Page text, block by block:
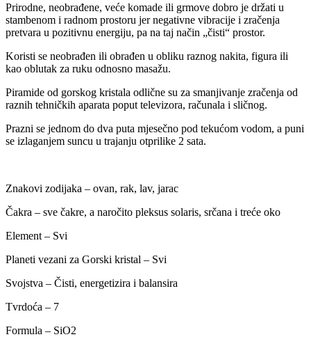
Prirodne, neobrađene, veće komade ili grmove dobro je držati u
stambenom i radnom prostoru jer negativne vibracije i zračenja
pretvara u pozitivnu energiju, pa na taj način „čisti“ prostor.
Koristi se neobrađen ili obrađen u obliku raznog nakita, figura ili
kao oblutak za ruku odnosno masažu.
Piramide od gorskog kristala odlične su za smanjivanje zračenja od
raznih tehničkih aparata poput televizora, računala i sličnog.
Prazni se jednom do dva puta mjesečno pod tekućom vodom, a puni
se izlaganjem suncu u trajanju otprilike 2 sata.
Znakovi zodijaka – ovan, rak, lav, jarac
Čakra – sve čakre, a naročito pleksus solaris, srčana i treće oko
Element – Svi
Planeti vezani za Gorski kristal – Svi
Svojstva – Čisti, energetizira i balansira
Tvrdoća – 7
Formula – SiO2